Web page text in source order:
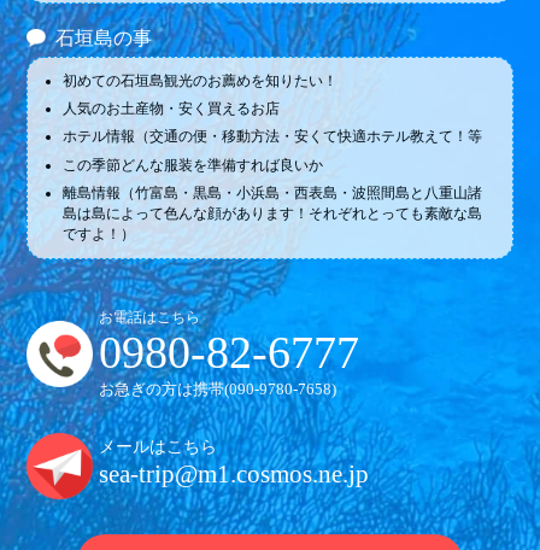
石垣島の事
初めての石垣島観光のお薦めを知りたい！
人気のお土産物・安く買えるお店
ホテル情報（交通の便・移動方法・安くて快適ホテル教えて！等
この季節どんな服装を準備すれば良いか
離島情報（竹富島・黒島・小浜島・西表島・波照間島と八重山諸
島は島によって色んな顔があります！それぞれとっても素敵な島
ですよ！）
お電話はこちら
0980-82-6777
お急ぎの方は携帯(090-9780-7658)
メールはこちら
sea-trip@m1.cosmos.ne.jp